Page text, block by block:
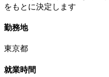
をもとに決定します
勤務地
東京都
就業時間